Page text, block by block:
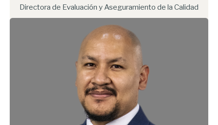
Directora de Evaluación y Aseguramiento de la Calidad